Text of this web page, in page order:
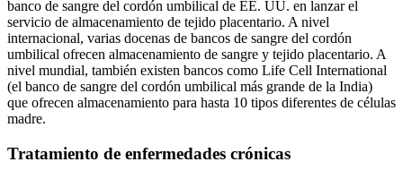
banco de sangre del cordón umbilical de EE. UU. en lanzar el
servicio de almacenamiento de tejido placentario. A nivel
internacional, varias docenas de bancos de sangre del cordón
umbilical ofrecen almacenamiento de sangre y tejido placentario. A
nivel mundial, también existen bancos como Life Cell International
(el banco de sangre del cordón umbilical más grande de la India)
que ofrecen almacenamiento para hasta 10 tipos diferentes de células
madre.
Tratamiento de enfermedades crónicas